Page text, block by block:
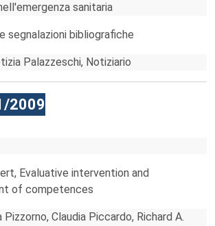
sanitaria
segnalazioni bibliografiche
Palazzeschi, Notiziario
2009
Evaluative intervention and
of competences
Pizzorno, Claudia Piccardo, Richard A.